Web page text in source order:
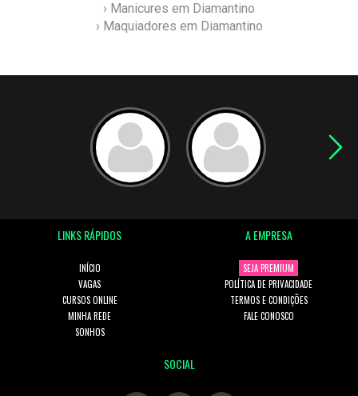
› Manicures em Diamantino
› Maquiadores em Diamantino
LINKS RÁPIDOS
INÍCIO
VAGAS
CURSOS ONLINE
MINHA REDE
SONHOS
A EMPRESA
SEJA PREMIUM
POLÍTICA DE PRIVACIDADE
TERMOS E CONDIÇÕES
FALE CONOSCO
SOCIAL